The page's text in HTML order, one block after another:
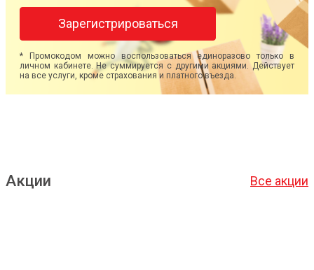
Зарегистрироваться
* Промокодом можно воспользоваться единоразово только в
личном кабинете. Не суммируется с другими акциями. Действует
на все услуги, кроме страхования и платного въезда.
Акции Все акции